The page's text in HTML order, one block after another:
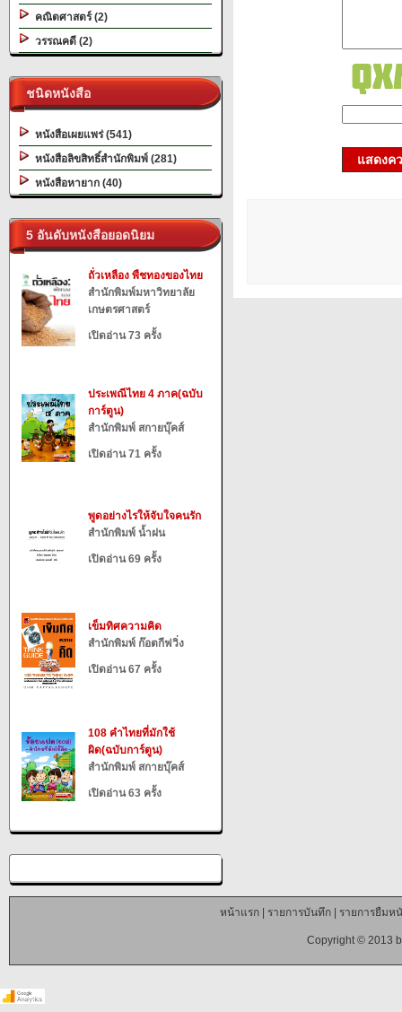
คณิตศาสตร์ (2)
วรรณคดี (2)
ชนิดหนังสือ
หนังสือเผยแพร่ (541)
หนังสือลิขสิทธิ์สำนักพิมพ์ (281)
หนังสือหายาก (40)
5 อันดับหนังสือยอดนิยม
ถั่วเหลือง พืชทองของไทย
สำนักพิมพ์มหาวิทยาลัย
เกษตรศาสตร์
เปิดอ่าน 73 ครั้ง
ประเพณีไทย 4 ภาค(ฉบับ
การ์ตูน)
สำนักพิมพ์ สกายบุ๊คส์
เปิดอ่าน 71 ครั้ง
พูดอย่างไรให้จับใจคนรัก
สำนักพิมพ์ น้ำฝน
เปิดอ่าน 69 ครั้ง
เข็มทิศความคิด
สำนักพิมพ์ ก๊อตกีฟวิ่ง
เปิดอ่าน 67 ครั้ง
108 คำไทยที่มักใช้
ผิด(ฉบับการ์ตูน)
สำนักพิมพ์ สกายบุ๊คส์
เปิดอ่าน 63 ครั้ง
แสดงค
หน้าแรก| รายการบันทึก| รายการยืมห
Copyright © 2013